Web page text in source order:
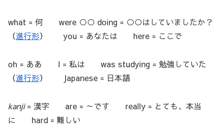
what = 何 were ○○ doing = ○○はしていましたか？
（進行形） you = あなたは here = ここで
oh = ああ I = 私は was studying = 勉強していた
（進行形） Japanese = 日本語
kanji= 漢字 are = ～です really = とても、本当
に hard = 難しい